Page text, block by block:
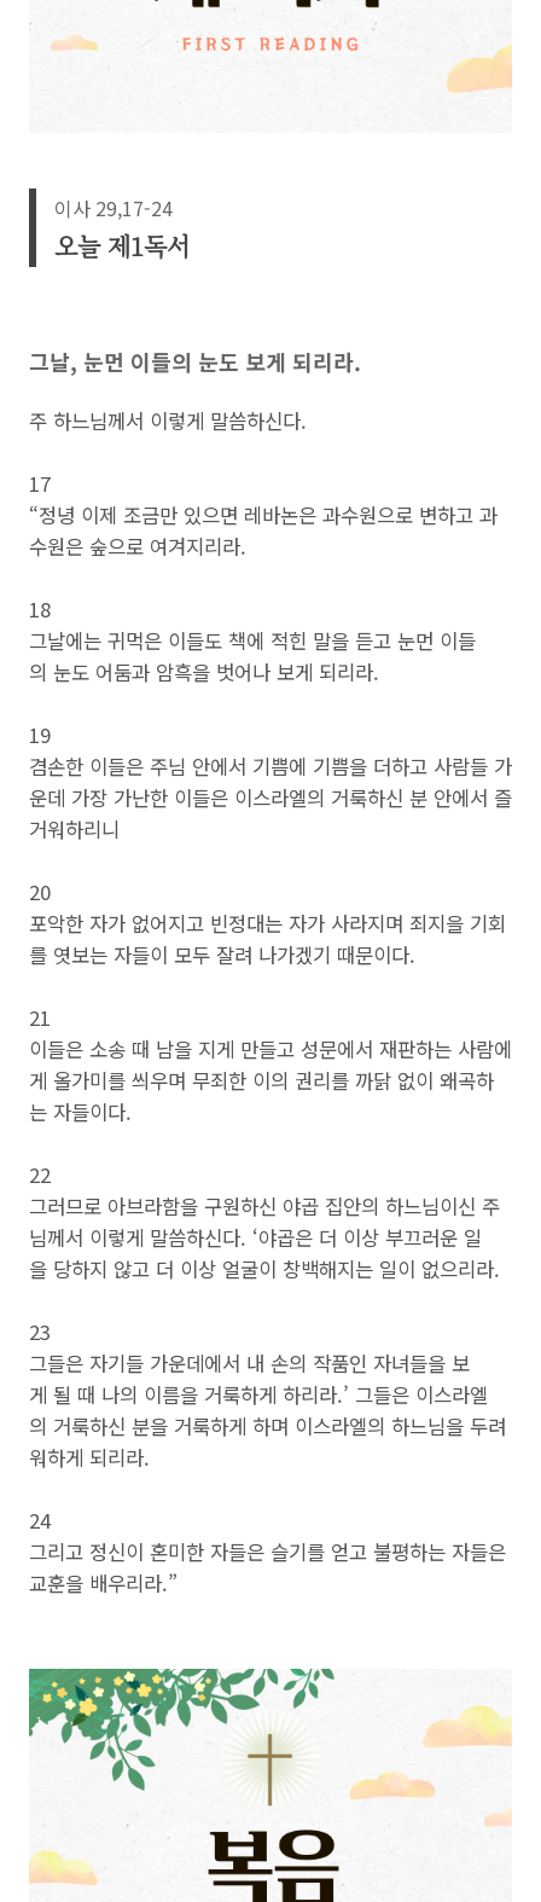
이사 29,17-24
오늘 제1독서
그날, 눈먼 이들의 눈도 보게 되리라.
주 하느님께서 이렇게 말씀하신다.
17
“정녕 이제 조금만 있으면 레바논은 과수원으로 변하고 과
수원은 숲으로 여겨지리라.
18
그날에는 귀먹은 이들도 책에 적힌 말을 듣고 눈먼 이들
의 눈도 어둠과 암흑을 벗어나 보게 되리라.
19
겸손한 이들은 주님 안에서 기쁨에 기쁨을 더하고 사람들 가
운데 가장 가난한 이들은 이스라엘의 거룩하신 분 안에서 즐
거워하리니
20
포악한 자가 없어지고 빈정대는 자가 사라지며 죄지을 기회
를 엿보는 자들이 모두 잘려 나가겠기 때문이다.
21
이들은 소송 때 남을 지게 만들고 성문에서 재판하는 사람에
게 올가미를 씌우며 무죄한 이의 권리를 까닭 없이 왜곡하
는 자들이다.
22
그러므로 아브라함을 구원하신 야곱 집안의 하느님이신 주
님께서 이렇게 말씀하신다. ‘야곱은 더 이상 부끄러운 일
을 당하지 않고 더 이상 얼굴이 창백해지는 일이 없으리라.
23
그들은 자기들 가운데에서 내 손의 작품인 자녀들을 보
게 될 때 나의 이름을 거룩하게 하리라.’ 그들은 이스라엘
의 거룩하신 분을 거룩하게 하며 이스라엘의 하느님을 두려
워하게 되리라.
24
그리고 정신이 혼미한 자들은 슬기를 얻고 불평하는 자들은
교훈을 배우리라.”